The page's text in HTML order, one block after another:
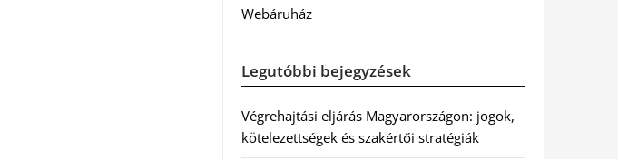
Webáruház
Legutóbbi bejegyzések
Végrehajtási eljárás Magyarországon: jogok,
kötelezettségek és szakértői stratégiák